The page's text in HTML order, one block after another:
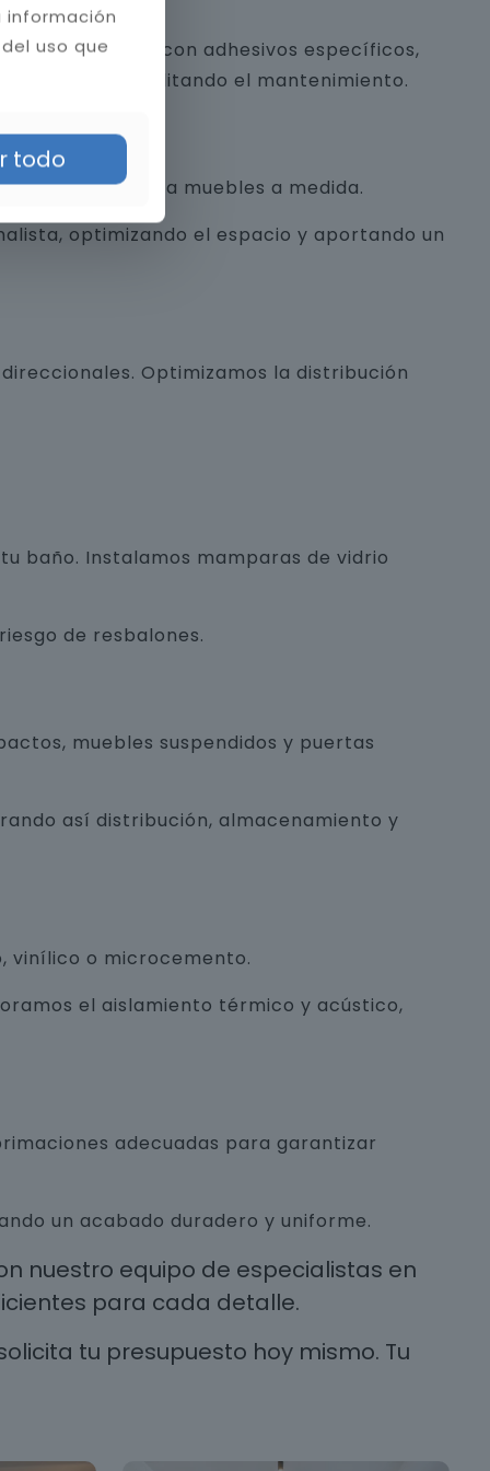
piedra natural con adhesivos específicos,
estética y facilitando el mantenimiento.
texturas hasta muebles a medida.
optimizando el espacio y aportando un
Optimizamos la distribución
baño. Instalamos mamparas de vidrio
de resbalones.
muebles suspendidos y puertas
así distribución, almacenamiento y
vinílico o microcemento.
el aislamiento térmico y acústico,
adecuadas para garantizar
un acabado duradero y uniforme.
nuestro equipo de especialistas en
para cada detalle.
tu presupuesto hoy mismo. Tu
información
uso que
todo